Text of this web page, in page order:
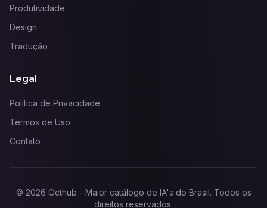
Produtividade
Design
Tradução
Legal
Política de Privacidade
Termos de Uso
Contato
© 2026 Octhub - Maior catálogo de IA's do Brasil. Todos os
direitos reservados.